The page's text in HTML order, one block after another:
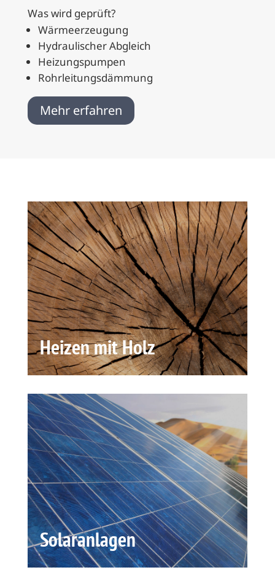
Was wird geprüft?
Wärmeerzeugung
Hydraulischer Abgleich
Heizungspumpen
Rohrleitungsdämmung
Mehr erfahren
Heizen mit Holz
Solaranlagen